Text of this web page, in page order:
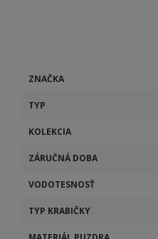
ZNAČKA
TYP
KOLEKCIA
ZÁRUČNÁ DOBA
VODOTESNOSŤ
TYP KRABIČKY